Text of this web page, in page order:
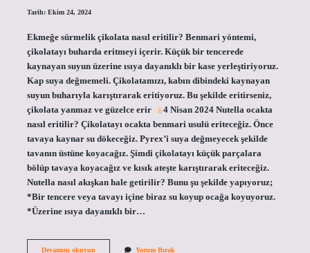
Tarih: Ekim 24, 2024
Ekmeğe sürmelik çikolata nasıl eritilir? Benmari yöntemi,
çikolatayı buharda eritmeyi içerir. Küçük bir tencerede
kaynayan suyun üzerine ısıya dayanıklı bir kase yerleştiriyoruz.
Kap suya değmemeli. Çikolatamızı, kabın dibindeki kaynayan
suyun buharıyla karıştırarak eritiyoruz. Bu şekilde eritirseniz,
çikolata yanmaz ve güzelce erir
4 Nisan 2024 Nutella ocakta
nasıl eritilir? Çikolatayı ocakta benmari usulü eriteceğiz. Önce
tavaya kaynar su dökeceğiz. Pyrex’i suya değmeyecek şekilde
tavanın üstüne koyacağız. Şimdi çikolatayı küçük parçalara
bölüp tavaya koyacağız ve kısık ateşte karıştırarak eriteceğiz.
Nutella nasıl akışkan hale getirilir? Bunu şu şekilde yapıyoruz;
*Bir tencere veya tavayı içine biraz su koyup ocağa koyuyoruz.
*Üzerine ısıya dayanıklı bir…
Devamını okuyunEkmeğe
Yorum Bırak